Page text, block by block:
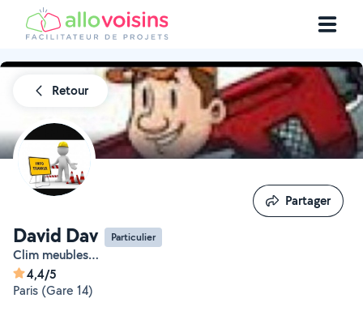
Retour
David Dav Particulier
Clim meubles…
4,4/5
Paris (Gare 14)
Partager
Partager